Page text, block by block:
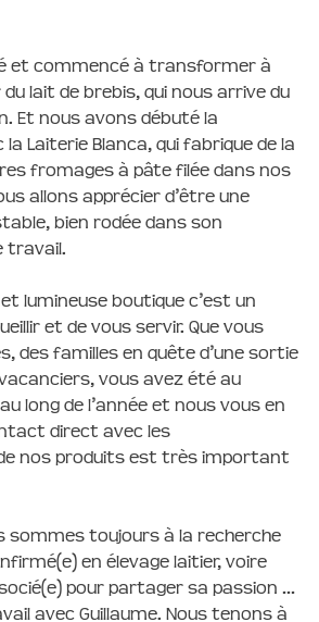
et commencé à transformer à
lait de brebis, qui nous arrive du
Et nous avons débuté la
Laiterie Blanca, qui fabrique de la
fromages à pâte filée dans nos
allons apprécier d’être une
bien rodée dans son
travail.
lumineuse boutique c’est un
et de vous servir. Que vous
des familles en quête d’une sortie
vous avez été au
long de l’année et nous vous en
direct avec les
nos produits est très important
sommes toujours à la recherche
en élevage laitier, voire
pour partager sa passion …
avec Guillaume. Nous tenons à